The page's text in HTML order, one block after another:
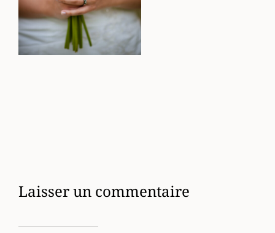
Laisser un commentaire